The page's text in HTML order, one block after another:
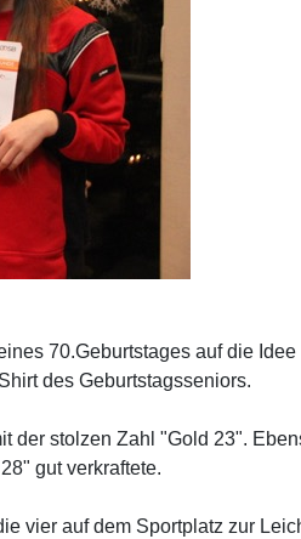
70.Geburtstages auf die
des Geburtstagsseniors.
der stolzen Zahl "Gold 23".
gut verkraftete.
vier auf dem Sportplatz zur